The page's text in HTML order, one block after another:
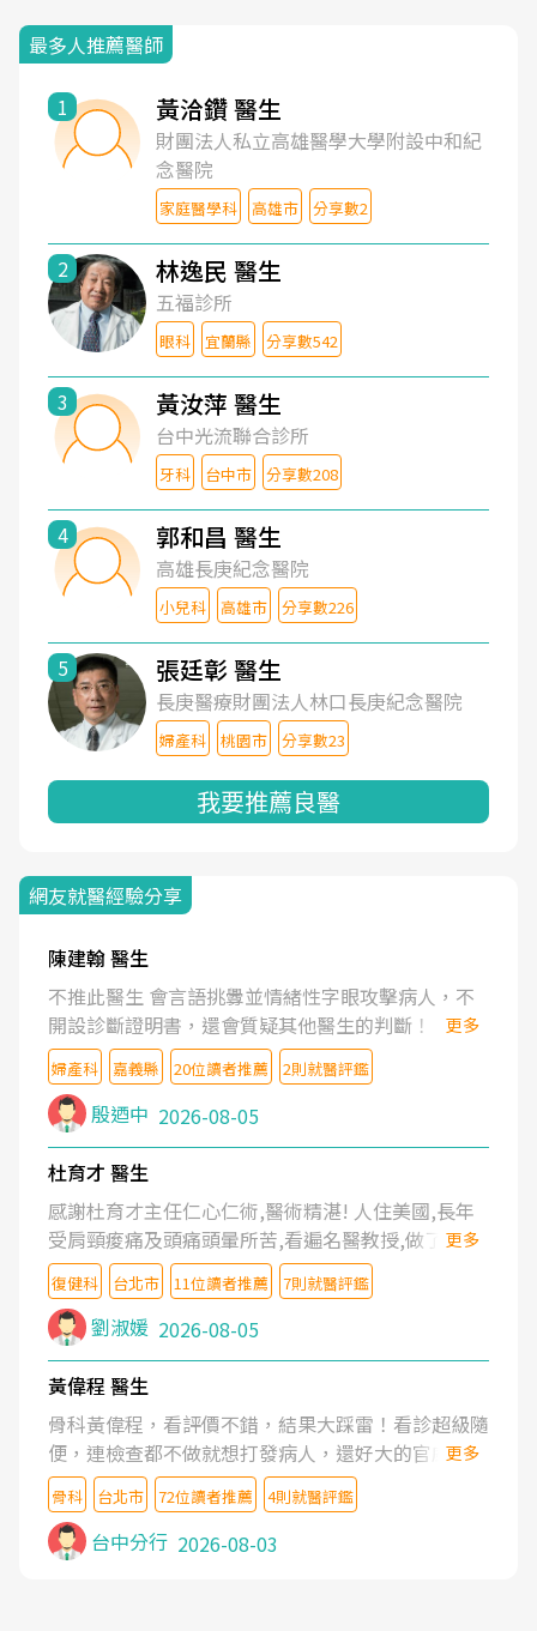
最多人推薦醫師
1 黃洽鑽 醫生
財團法人私立高雄醫學大學附設中和紀
念醫院
家庭醫學科 高雄市 分享數2
2 林逸民 醫生
五福診所
眼科 宜蘭縣 分享數542
3 黃汝萍 醫生
台中光流聯合診所
牙科 台中市 分享數208
4 郭和昌 醫生
高雄長庚紀念醫院
小兒科 高雄市 分享數226
5 張廷彰 醫生
長庚醫療財團法人林口長庚紀念醫院
婦產科 桃園市 分享數23
我要推薦良醫
網友就醫經驗分享
陳建翰 醫生
不推此醫生 會言語挑釁並情緒性字眼攻擊病人，不
開設診斷證明書，還會質疑其他醫生的判斷！
更多
婦產科 嘉義縣 20位讀者推薦 2則就醫評鑑
殷迺中 2026-08-05
杜育才 醫生
感謝杜育才主任仁心仁術,醫術精湛! 人住美國,長年
受肩頸痠痛及頭痛頭暈所苦,看遍名醫教授,做了各種
檢查,也嘗試過西醫打針,中醫針灸及物理徒手治療都
沒有用,後來連吃到嗎啡類止痛藥都效果有限,只是壓
症狀,沒多久就痛起來,多年失眠嚴重影響生活品質.
台灣親友介紹忠孝醫院杜育才主任是頸頭症候群專
家,上網搜尋杜主任相關文章新聞跟網路評價之後,下
定決心飛回台北找杜醫師診治. 杜主任的乾針跟增生
治療真的很厲害,第一次乾針就覺得整個肩頸鬆開,回
家特別好睡,經過幾次治療,長年頑疾已經好了大半,杜
主任除了打針超厲害,還會一直交代要改善姿勢跟好
好做運動,看診態度親切溫暖,真的是不可多得的良醫,
大力推荐!
更多
復健科 台北市 11位讀者推薦 7則就醫評鑑
劉淑媛 2026-08-05
黃偉程 醫生
骨科黃偉程，看評價不錯，結果大踩雷！看診超級隨
便，連檢查都不做就想打發病人，還好大的官威 ...
想詢問病情還被陰陽怪氣嘲諷一番。可能好評帶來的
大頭症，變得自負不尊重病人。醫術也不行，畢竟連
檢查都懶得做，治療會有用才怪。大家避雷吧！
更多
骨科 台北市 72位讀者推薦 4則就醫評鑑
台中分行 2026-08-03